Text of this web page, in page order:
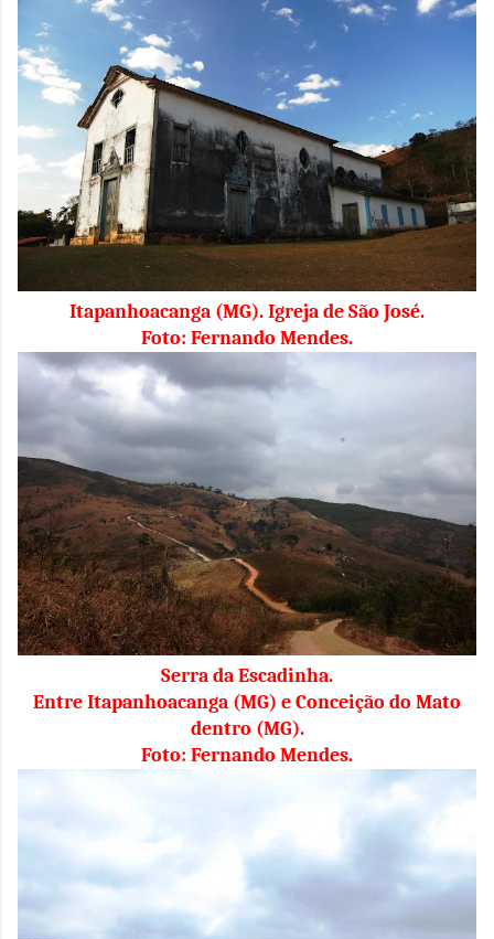
Itapanhoacanga (MG). Igreja de São José.
Foto: Fernando Mendes.
Serra da Escadinha.
Entre Itapanhoacanga (MG) e Conceição do Mato
dentro (MG).
Foto: Fernando Mendes.